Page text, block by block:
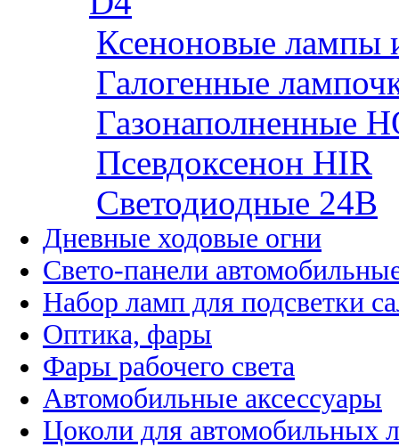
Ксеноновые лампы
Галогенные
Газонаполненные
Псевдоксенон HIR
Cветодиодные 24B
Дневные ходовые огни
Свето-панели
Набор ламп для подсветки
Оптика, фары
Фары рабочего света
Автомобильные аксессуары
Цоколи для автомобильных